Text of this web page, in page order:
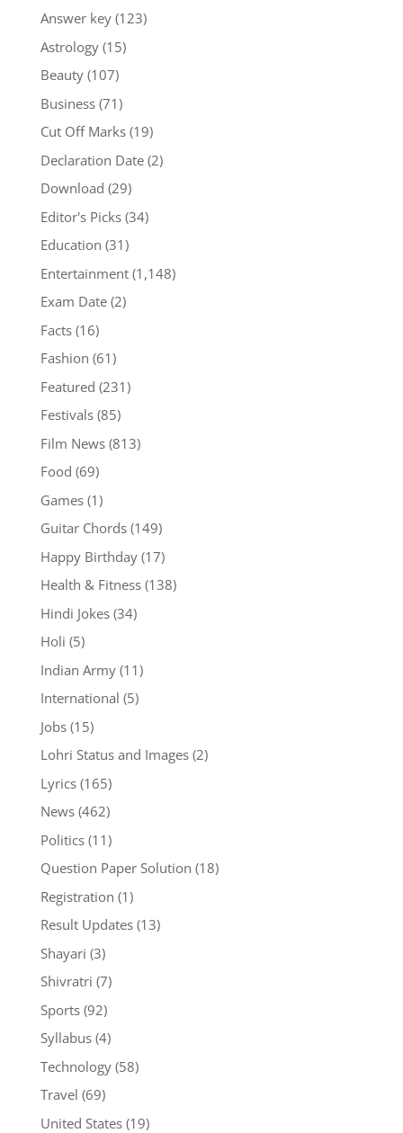
Answer key(123)
Astrology(15)
Beauty(107)
Business(71)
Cut Off Marks(19)
Declaration Date(2)
Download (29)
Editor's Picks(34)
Education (31)
Entertainment(1,148)
Exam Date(2)
Facts(16)
Fashion (61)
Featured (231)
Festivals(85)
Film News(813)
Food (69)
Games(1)
Guitar Chords(149)
Happy Birthday(17)
Health & Fitness(138)
Hindi Jokes(34)
Holi (5)
Indian Army(11)
International (5)
Jobs(15)
Lohri Status and Images(2)
Lyrics(165)
News(462)
Politics(11)
Question Paper Solution (18)
Registration (1)
Result Updates(13)
Shayari (3)
Shivratri (7)
Sports(92)
Syllabus(4)
Technology(58)
Travel (69)
United States(19)